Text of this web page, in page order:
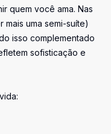
quem você ama. Nas
mais uma semi-suíte)
isso complementado
sofisticação e